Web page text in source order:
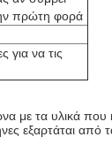
πρώτη φορά
για να τις
με τα υλικά
εξαρτάται από